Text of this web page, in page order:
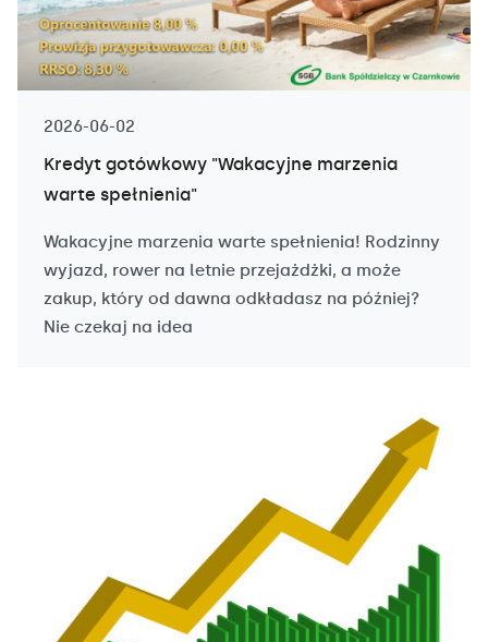
2026-06-02
Kredyt gotówkowy "Wakacyjne marzenia
warte spełnienia"
Wakacyjne marzenia warte spełnienia! Rodzinny
wyjazd, rower na letnie przejażdżki, a może
zakup, który od dawna odkładasz na później?
Nie czekaj na idea